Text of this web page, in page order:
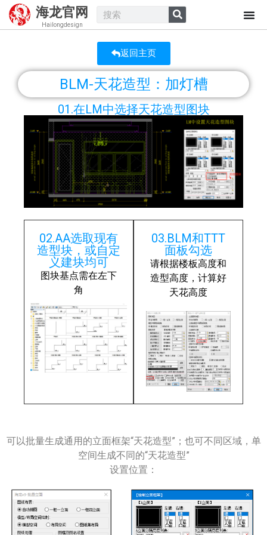
海龙官网
Hailongdesign
返回主页
BLM-天花造型：加灯槽
01.在LM中选择天花造型图块
02.AA选取现有
造型块，或自定
义建块均可
图块基点需在左下
角
03.BLM和TTT
面板勾选
请根据楼板高度和
造型高度，计算好
天花高度
可以批量生成通用的立面框架“天花造型”； 也可不同区域，单
空间生成不同的“天花造型”
设置位置：